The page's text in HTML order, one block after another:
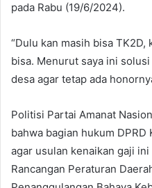
pada Rabu (19/6/2024).
“Dulu kan masih bisa
bisa. Menurut saya ini
desa agar tetap ada
Politisi Partai Amanat
bahwa bagian hukum
agar usulan kenaikan gaji
Rancangan Peraturan